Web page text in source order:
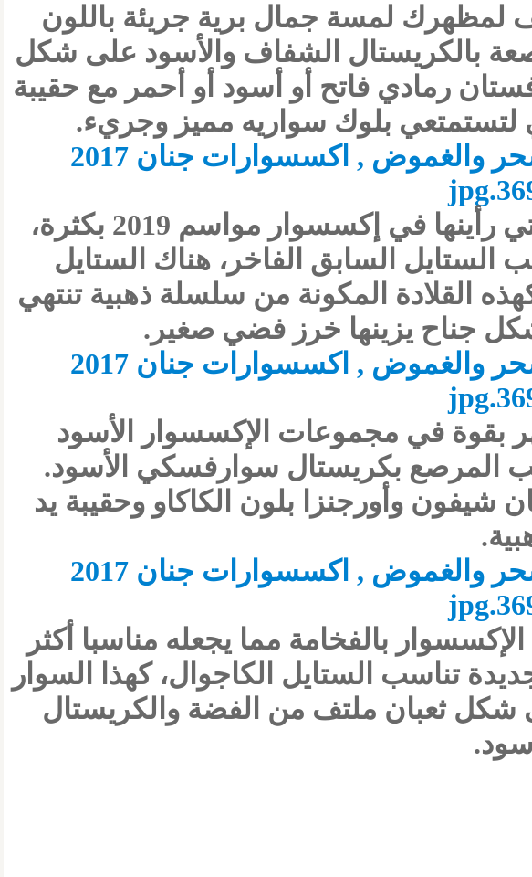
لمظهرك لمسة جمال برية جريئة باللون
بالكريستال الشفاف والأسود على شكل
رمادي فاتح أو أسود أو أحمر مع حقيبة
لتستمتعي بلوك سواريه مميز وجريء.
ولأن شكل الجناح من أحدث الصيحات التي رأينها في إكسسوار مواسم 2019 بكثرة،
السابق الفاخر، هناك الستايل
القلادة المكونة من سلسلة ذهبية تنتهي
جناح يزينها خرز فضي صغير.
بقوة في مجموعات الإكسسوار الأسود
المرصع بكريستال سوارفسكي الأسود.
شيفون وأورجنزا بلون الكاكاو وحقيبة يد
بالفخامة مما يجعله مناسبا أكثر
تناسب الستايل الكاجوال، كهذا السوار
شكل ثعبان ملتف من الفضة والكريستال